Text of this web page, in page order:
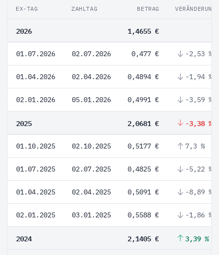
EX-TAG ZAHLTAG BETRAG VERÄNDERUNG
2026 1,4655 €
01.07.2026 02.07.2026 0,477 € -2,53 %
01.04.2026 02.04.2026 0,4894 € -1,94 %
02.01.2026 05.01.2026 0,4991 € -3,59 %
2025 2,0681 € -3,38 %
01.10.2025 02.10.2025 0,5177 € 7,3 %
01.07.2025 02.07.2025 0,4825 € -5,22 %
01.04.2025 02.04.2025 0,5091 € -8,89 %
02.01.2025 03.01.2025 0,5588 € -1,86 %
2024 2,1405 € 3,39 %